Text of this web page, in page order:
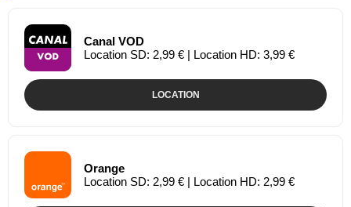
Canal VOD
Location SD: 2,99 € | Location HD: 3,99 €
LOCATION
Orange
Location SD: 2,99 € | Location HD: 2,99 €